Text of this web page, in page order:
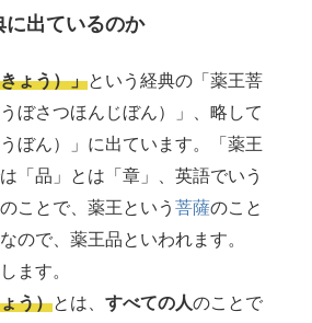
出ているのか
ょう）」という経典の「薬王菩
ぼさつほんじぼん）」、略して
ぼん）」に出ています。「薬王
「品」とは「章」、英語でいう
ことで、薬王という 菩薩のこと
ので、薬王品といわれます。
ます。
う）とは、 すべての人のことで